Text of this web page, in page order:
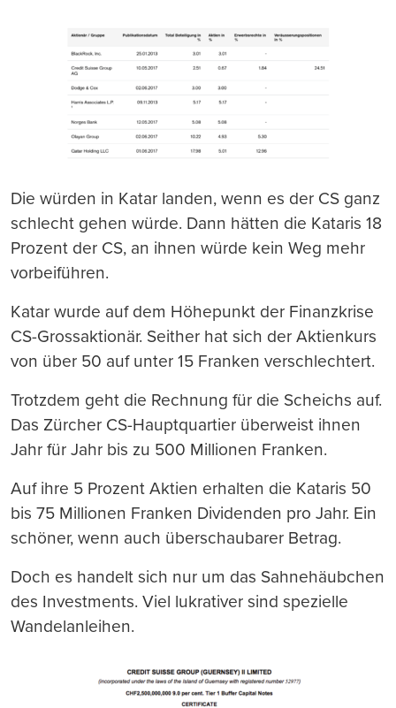
Die würden in Katar landen, wenn es der CS ganz
schlecht gehen würde. Dann hätten die Kataris 18
Prozent der CS, an ihnen würde kein Weg mehr
vorbeiführen.
Katar wurde auf dem Höhepunkt der Finanzkrise
CS-Grossaktionär. Seither hat sich der Aktienkurs
von über 50 auf unter 15 Franken verschlechtert.
Trotzdem geht die Rechnung für die Scheichs auf.
Das Zürcher CS-Hauptquartier überweist ihnen
Jahr für Jahr bis zu 500 Millionen Franken.
Auf ihre 5 Prozent Aktien erhalten die Kataris 50
bis 75 Millionen Franken Dividenden pro Jahr. Ein
schöner, wenn auch überschaubarer Betrag.
Doch es handelt sich nur um das Sahnehäubchen
des Investments. Viel lukrativer sind spezielle
Wandelanleihen.